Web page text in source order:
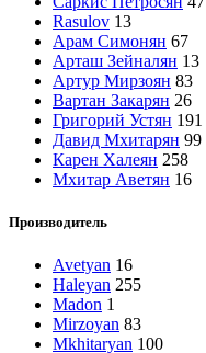
Rasulov 13
Арам Симонян 67
Арташ Зейналян 13
Артур Мирзоян 83
Вартан Закарян 26
Григорий Устян 191
Давид Мхитарян 99
Карен Халеян 258
Мхитар Аветян 16
Производитель
Avetyan 16
Haleyan 255
Madon 1
Mirzoyan 83
Mkhitaryan 100